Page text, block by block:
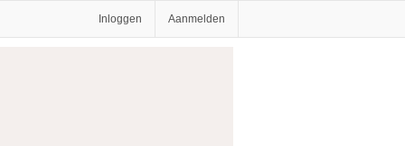
Inloggen Aanmelden